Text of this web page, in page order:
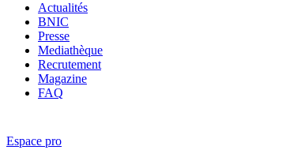
Actualités
BNIC
Presse
Mediathèque
Recrutement
Magazine
FAQ
Espace pro